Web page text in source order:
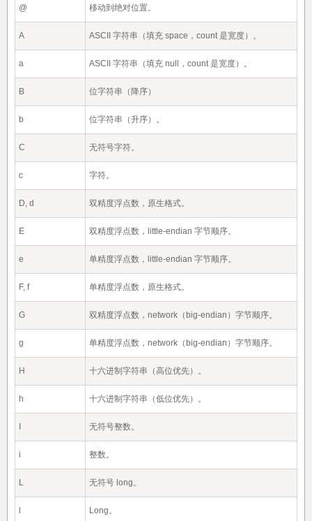
@ 移动到绝对位置。
A ASCII 字符串（填充 space，count 是宽度）。
a ASCII 字符串（填充 null，count 是宽度）。
B 位字符串（降序）
b 位字符串（升序）。
C 无符号字符。
c 字符。
D, d 双精度浮点数，原生格式。
E 双精度浮点数，little-endian 字节顺序。
e 单精度浮点数，little-endian 字节顺序。
F, f 单精度浮点数，原生格式。
G 双精度浮点数，network（big-endian）字节顺序。
g 单精度浮点数，network（big-endian）字节顺序。
H 十六进制字符串（高位优先）。
h 十六进制字符串（低位优先）。
无符号整数。
i 整数。
L 无符号 long。
Long。